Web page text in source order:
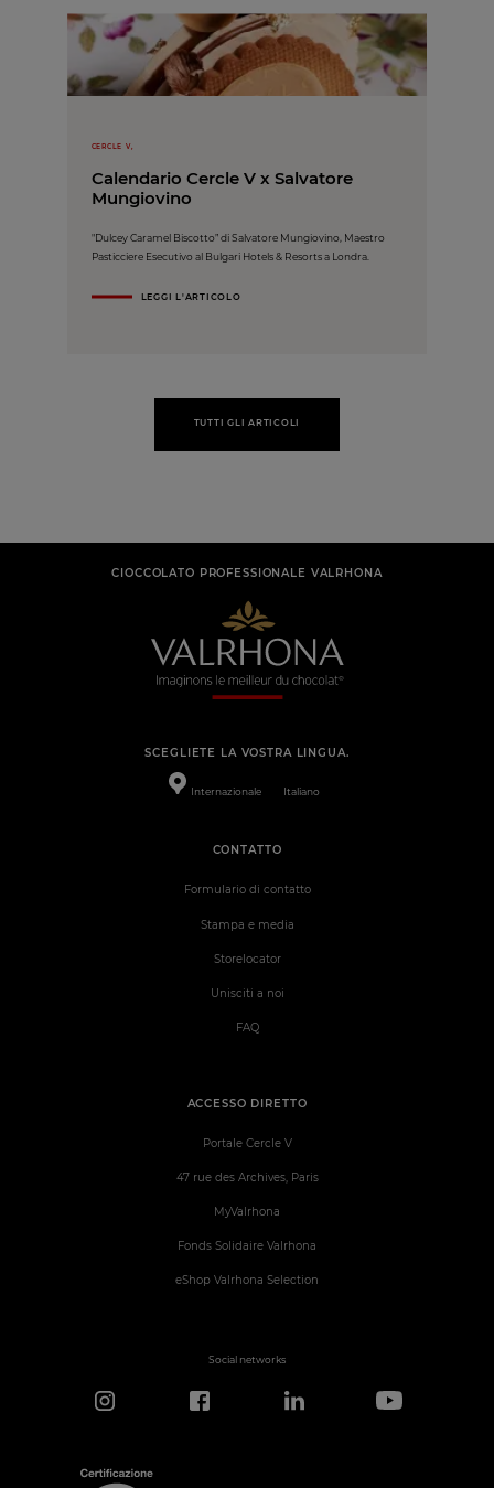
CERCLE V,
Calendario Cercle V x Salvatore
Mungiovino
"Dulcey Caramel Biscotto” di Salvatore Mungiovino, Maestro
Pasticciere Esecutivo al Bulgari Hotels & Resorts a Londra.
LEGGI L'ARTICOLO
TUTTI GLI ARTICOLI
CIOCCOLATO PROFESSIONALE VALRHONA
SCEGLIETE LA VOSTRA LINGUA.
Internazionale Italiano
ACCESSO DIRETTO
Portale Cercle V
47 rue des Archives, Paris
MyValrhona
Fonds Solidaire Valrhona
eShop Valrhona Selection
CONTATTO
Formulario di contatto
Stampa e media
Storelocator
Unisciti a noi
FAQ
Social networks